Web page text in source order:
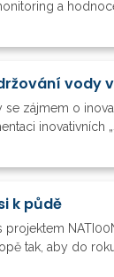
a
vody
zájmem o
inovativních
k půdě
tak, aby do